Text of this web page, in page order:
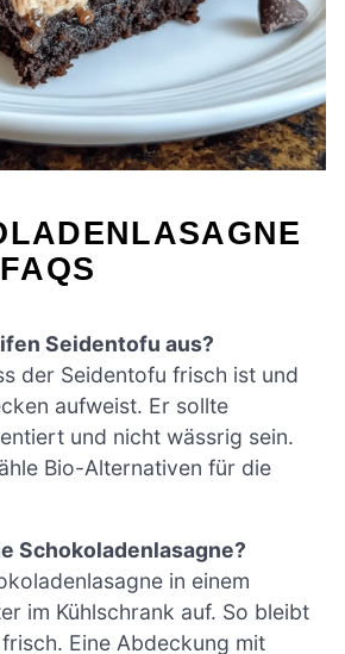
Seidentofu aus?
der Seidentofu frisch ist und
aufweist. Er sollte
und nicht wässrig sein.
Bio-Alternativen für die
Schokoladenlasagne?
in einem
im Kühlschrank auf. So bleibt
Eine Abdeckung mit